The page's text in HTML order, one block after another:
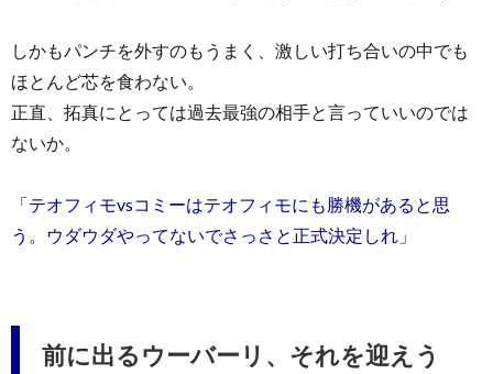
しかもパンチを外すのもうまく、激しい打ち合いの中でも
ほとんど芯を食わない。
正直、拓真にとっては過去最強の相手と言っていいのでは
ないか。
「テオフィモvsコミーはテオフィモにも勝機があると思
う。ウダウダやってないでさっさと正式決定しれ」
前に出るウーバーリ、それを迎えう